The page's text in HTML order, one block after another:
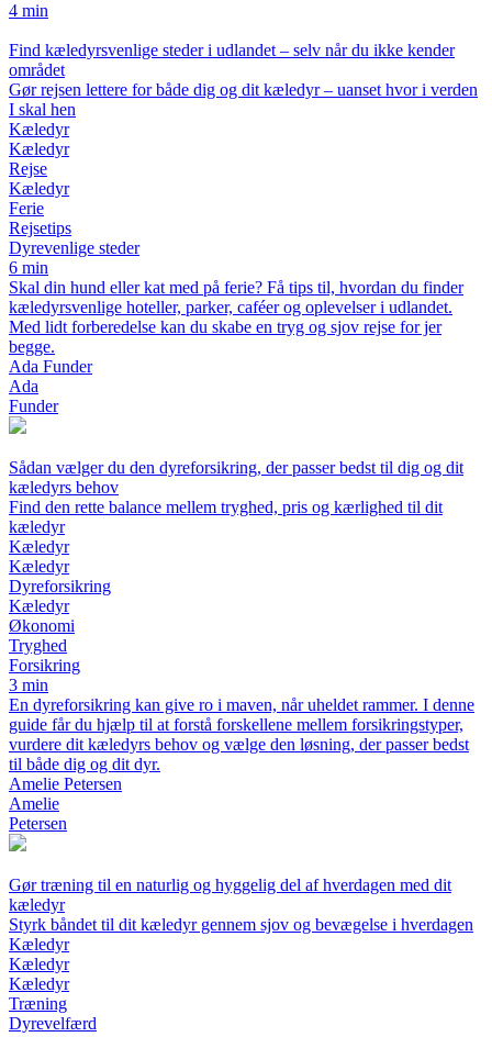
4 min
Find kæledyrsvenlige steder i udlandet – selv når du ikke kender
området
Gør rejsen lettere for både dig og dit kæledyr – uanset hvor i verden
I skal hen
Kæledyr
Kæledyr
Rejse
Kæledyr
Ferie
Rejsetips
Dyrevenlige steder
6 min
Skal din hund eller kat med på ferie? Få tips til, hvordan du finder
kæledyrsvenlige hoteller, parker, caféer og oplevelser i udlandet.
Med lidt forberedelse kan du skabe en tryg og sjov rejse for jer
begge.
Ada Funder
Ada
Funder
Sådan vælger du den dyreforsikring, der passer bedst til dig og dit
kæledyrs behov
Find den rette balance mellem tryghed, pris og kærlighed til dit
kæledyr
Kæledyr
Kæledyr
Dyreforsikring
Kæledyr
Økonomi
Tryghed
Forsikring
3 min
En dyreforsikring kan give ro i maven, når uheldet rammer. I denne
guide får du hjælp til at forstå forskellene mellem forsikringstyper,
vurdere dit kæledyrs behov og vælge den løsning, der passer bedst
til både dig og dit dyr.
Amelie Petersen
Amelie
Petersen
Gør træning til en naturlig og hyggelig del af hverdagen med dit
kæledyr
Styrk båndet til dit kæledyr gennem sjov og bevægelse i hverdagen
Kæledyr
Kæledyr
Kæledyr
Træning
Dyrevelfærd